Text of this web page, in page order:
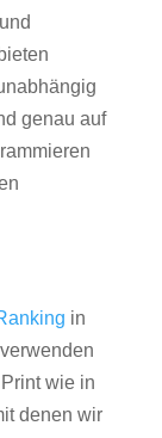
genau auf
in
wie in
denen wir